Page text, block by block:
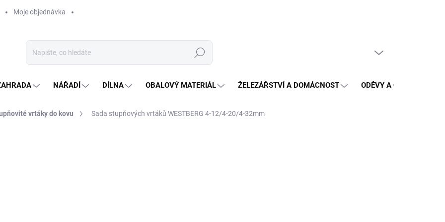
Moje objednávka
Hledat
NÁŘADÍ DÍLNA OBALOVÝ MATERIÁL ŽELEZÁŘSTVÍ A DOMÁCNOST ODĚVY A OCHRANA
vrtáky do kovu Sada stupňových vrtáků WESTBERG 4-12/4-20/4-32mm